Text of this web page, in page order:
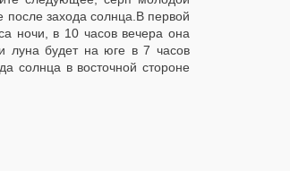
после захода солнца.В первой
ночи, в 10 часов вечера она
луна будет на юге в 7 часов
солнца в восточной стороне